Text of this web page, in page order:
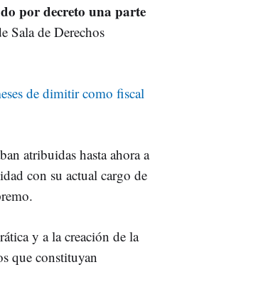
por decreto una parte
Sala de Derechos
de dimitir como fiscal
atribuidas hasta ahora a
con su actual cargo de
y a la creación de la
que constituyan